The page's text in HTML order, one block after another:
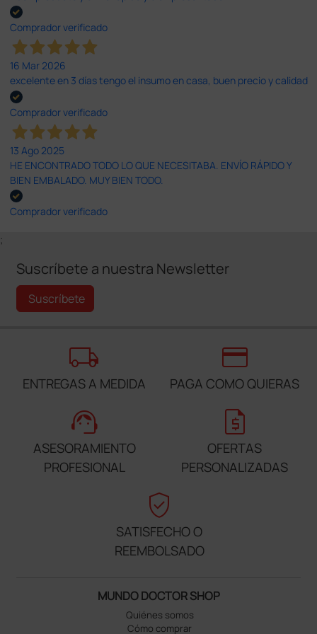
Comprador verificado
16 Mar 2026
excelente en 3 días tengo el insumo en casa, buen precio y calidad
Comprador verificado
13 Ago 2025
HE ENCONTRADO TODO LO QUE NECESITABA. ENVÍO RÁPIDO Y
BIEN EMBALADO. MUY BIEN TODO.
Comprador verificado
;
Suscríbete a nuestra Newsletter
Suscríbete
local_shipping
ENTREGAS A MEDIDA
credit_card
PAGA COMO QUIERAS
support_agent
ASESORAMIENTO
PROFESIONAL
request_quote
OFERTAS
PERSONALIZADAS
verified_user
SATISFECHO O
REEMBOLSADO
MUNDO DOCTOR SHOP
Quiénes somos
Cómo comprar